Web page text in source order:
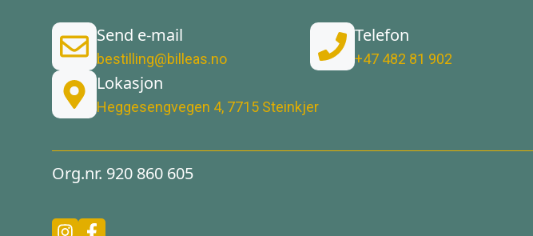
Send e-mail
bestilling@billeas.no
Telefon
+47 482 81 902
Lokasjon
Heggesengvegen 4, 7715 Steinkjer
Org.nr. 920 860 605